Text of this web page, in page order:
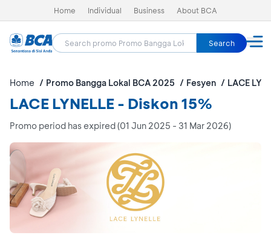
Home Individual Business About BCA
Search
Home Promo Bangga Lokal BCA 2025 Fesyen LACE
LACE LYNELLE - Diskon 15%
Promo period has expired (01 Jun 2025 - 31 Mar 2026)